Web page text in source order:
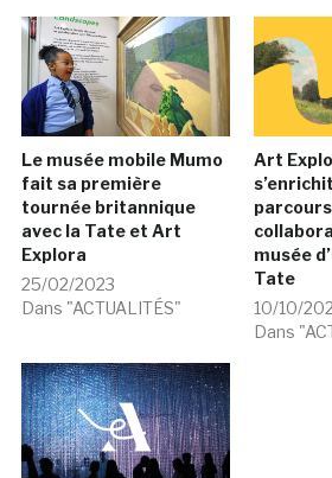
Le musée mobile Mumo
fait sa première
tournée britannique
avec la Tate et Art
Explora
25/02/2023
Dans "ACTUALITÉS"
Art
musée
Tate
10/10/
Dans